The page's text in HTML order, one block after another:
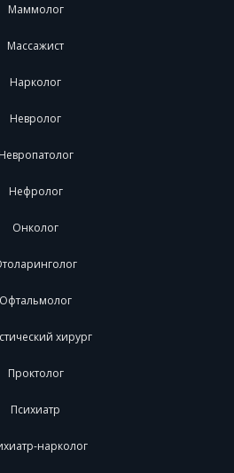
Маммолог
Массажист
Нарколог
Невролог
Невропатолог
Нефролог
Онколог
Офтальмолог
хирург
Проктолог
Психиатр
нарколог